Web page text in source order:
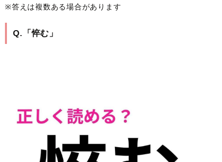
※答えは複数ある場合があります
Q.「悴む」